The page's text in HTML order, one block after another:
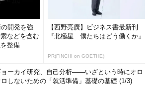
開発を強
などを含む
整備
【西野亮廣】ビジネス書最新刊
『北極星 僕たちはどう働くか』
PR(FINCHI on GOETHE)
ョーカイ研究、自己分析――いざという時にオロ
ロしないための「就活準備」基礎の基礎 (1/3)